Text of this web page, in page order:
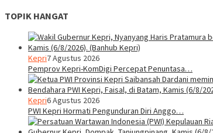
TOPIK HANGAT
Kepri7 Agustus 2026
Pemprov Kepri-KomDigi Percepat Penuntasa…
Kepri6 Agustus 2026
PWI Kepri Hormati Pengunduran Diri Anggo…